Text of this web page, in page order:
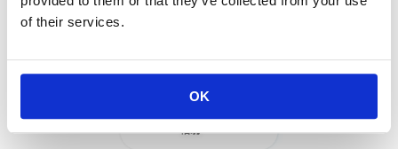
of their services.
OK